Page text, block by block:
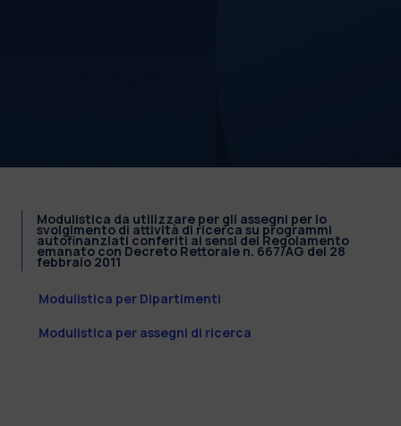
Modulistica da utilizzare per gli assegni per lo
svolgimento di attività di ricerca su programmi
autofinanziati conferiti ai sensi del Regolamento
emanato con Decreto Rettorale n. 667/AG del 28
febbraio 2011
Modulistica per Dipartimenti
Modulistica per assegni di ricerca